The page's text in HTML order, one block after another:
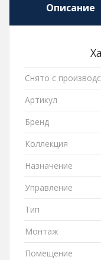
Описание
Снято с
Артикул
Бренд
Коллекция
Назначение
Управление
Тип
Монтаж
Помещение